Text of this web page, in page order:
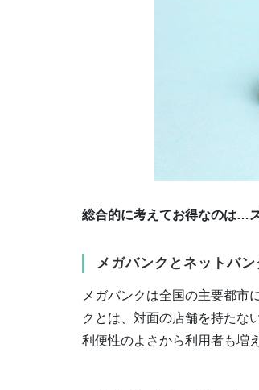
総合的に考えてお得なのは…
メガバンクとネットバン
メガバンクは全国の主要都市
クとは、対面の店舗を持たな
利便性のよさから利用者も増